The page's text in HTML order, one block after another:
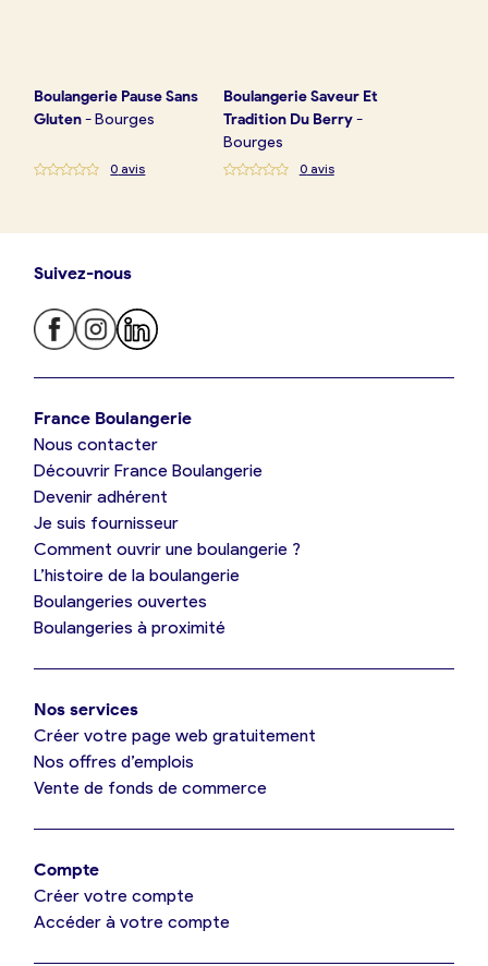
Je trouve ma boulangerie
Je suis boulanger
Je découvre France Boulangerie
Mes tarifs
Je référence ma boulangerie (gratuit)
Offres d’emploi
Je suis fournisseur
Boulangerie Pause Sans
Gluten-Bourges
0 avis
BoulangerieSaveur Et
Tradition Du Berry-
Bourges
0avis
Suivez-nous
France Boulangerie
Nous contacter
Découvrir France Boulangerie
Devenir adhérent
Je suis fournisseur
Comment ouvrir une boulangerie ?
L’histoire de la boulangerie
Boulangeries ouvertes
Boulangeries à proximité
Nos services
Créer votre page web gratuitement
Nos offres d’emplois
Vente de fonds de commerce
Compte
Créer votre compte
Accéder à votre compte